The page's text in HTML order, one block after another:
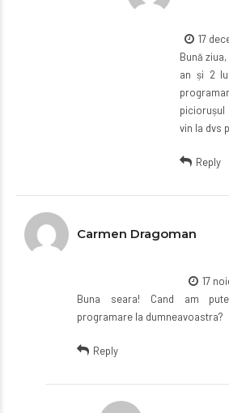
17
Bună
an și 2
vin la dvs
Reply
Carmen Dragoman
17
Buna seara! Cand am
programare la dumneavoastra?
Reply